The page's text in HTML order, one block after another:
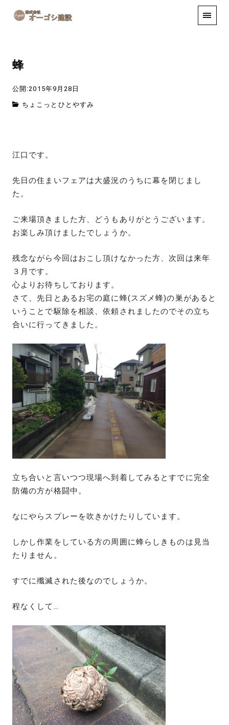
手しごと
蜂
公開:2015年9月28日
ちょこっとひとやすみ
江口です。
先日の住まいフェアは大盛況のうちに幕を閉じまし
た。
ご来場頂きました方、どうもありがとうございます。
お楽しみ頂けましたでしょうか。
残念ながら今回はおこし頂けなかった方、次回は来年
３月です。
心よりお待ちしております。
さて、先日とあるお宅の庭に蜂(スズメ蜂)の巣があると
いうことで駆除を相談、依頼されましたのでその立ち
合いに行ってきました。
立ち合いと言いつつ現場へ到着してみるとすでに完全
防備の方が格闘中。
なにやらスプレーを吹きかけたりしています。
しかし作業をしている方の周囲に蜂らしきものは見当
たりません。
すでに殲滅された後なのでしょうか。
程なくして…